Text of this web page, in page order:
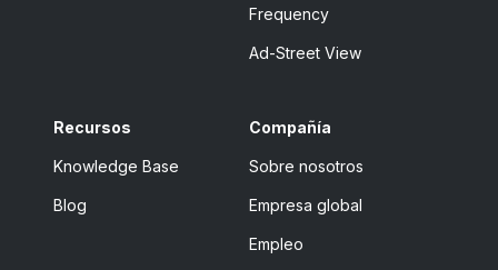
Frequency
Ad-Street View
Recursos
Knowledge Base
Blog
Compañía
Sobre nosotros
Empresa global
Empleo